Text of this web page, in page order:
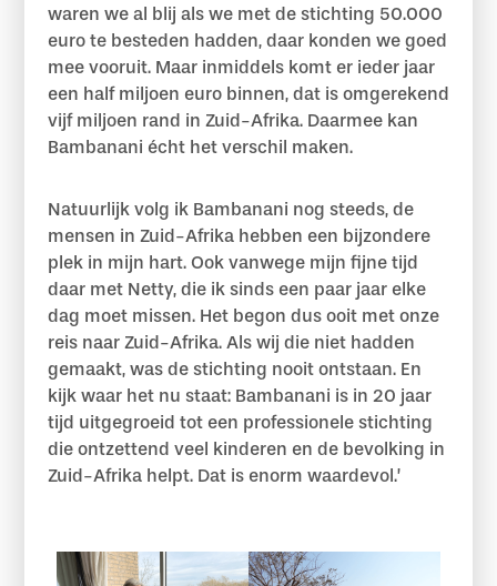
waren we al blij als we met de stichting 50.000
euro te besteden hadden, daar konden we goed
mee vooruit. Maar inmiddels komt er ieder jaar
een half miljoen euro binnen, dat is omgerekend
vijf miljoen rand in Zuid-Afrika. Daarmee kan
Bambanani écht het verschil maken.
Natuurlijk volg ik Bambanani nog steeds, de
mensen in Zuid-Afrika hebben een bijzondere
plek in mijn hart. Ook vanwege mijn fijne tijd
daar met Netty, die ik sinds een paar jaar elke
dag moet missen. Het begon dus ooit met onze
reis naar Zuid-Afrika. Als wij die niet hadden
gemaakt, was de stichting nooit ontstaan. En
kijk waar het nu staat: Bambanani is in 20 jaar
tijd uitgegroeid tot een professionele stichting
die ontzettend veel kinderen en de bevolking in
Zuid-Afrika helpt. Dat is enorm waardevol.’